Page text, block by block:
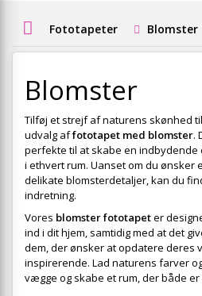
Fototapeter Blomster
Blomster
Tilføj et strejf af naturens skønhed
udvalg affototapet med blomster.
perfekte til at skabe en
i ethvert rum. Uanset om du ønsker
delikate blomsterdetaljer, kan du
indretning.
Vores blomster fototapeter
ind i dit hjem, samtidig med at det
dem, der ønsker at opdatere deres
inspirerende. Lad naturens farver
vægge og skabe et rum, der både